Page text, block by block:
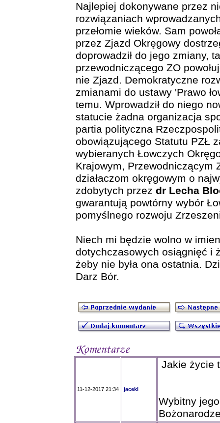
Najlepiej dokonywane przez
rozwiązaniach
przełomie wieków. Sam
przez Zjazd Okręgowy
doprowadził do jego zmiany,
przewodniczącego ZO
nie Zjazd. Demokratyczne
zmianami do ustawy 'Prawo
temu. Wprowadził do niego
statucie żadna organizacja
partia polityczna
obowiązującego Statutu PZŁ
wybieranych Łowczych
Krajowym, Przewodniczącym
działaczom okręgowym o
zdobytych przez dr Lecha
gwarantują powtórny wybór
pomyślnego rozwoju
Niech mi będzie wolno w
dotychczasowych osiągnięć i
żeby nie była ona ostatnia.
Darz Bór.
11-12-2017 21:34 jacekl
Jakie życie
Wybitny